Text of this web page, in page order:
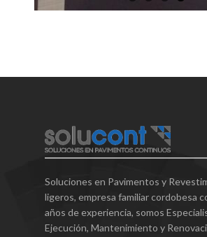
Soluciones en Pavimentos y
ligeros, empresa familiar cordobesa
años de experiencia, somos
Ejecución, Mantenimiento y